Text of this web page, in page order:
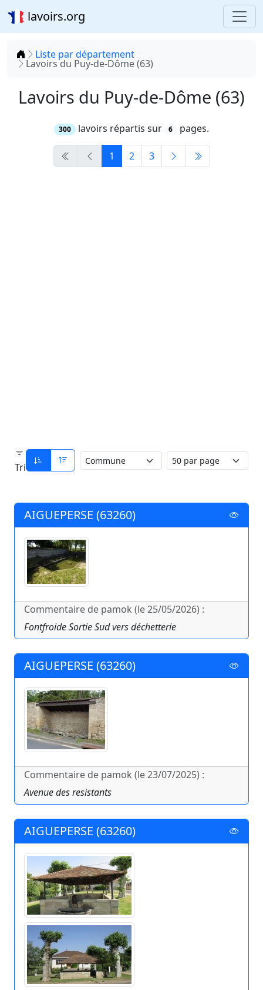
lavoirs.org
Accueil
Liste par département
Lavoirs du Puy-de-Dôme (63)
Lavoirs du Puy-de-Dôme (63)
300 lavoirs répartis sur 6 pages.
1 2 3
Tri
AIGUEPERSE (63260)
Commentaire de pamok (le 25/05/2026) :
Fontfroide Sortie Sud vers déchetterie
AIGUEPERSE (63260)
Commentaire de pamok (le 23/07/2025) :
Avenue des resistants
AIGUEPERSE (63260)